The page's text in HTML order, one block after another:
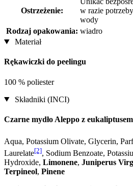
Ostrzeżenie:
w razie
wody
Rodzaj opakowania: wiadro
Materiał
Rękawiczki do peelingu
100 % poliester
Składniki (INCI)
Czarne mydło Aleppo z eukaliptusem
Aqua, Potassium Olivate, Glycerin,
Laurelate[2], Sodium Benzoate,
Hydroxide, Limonene, Juniperus
Terpineol, Pinene